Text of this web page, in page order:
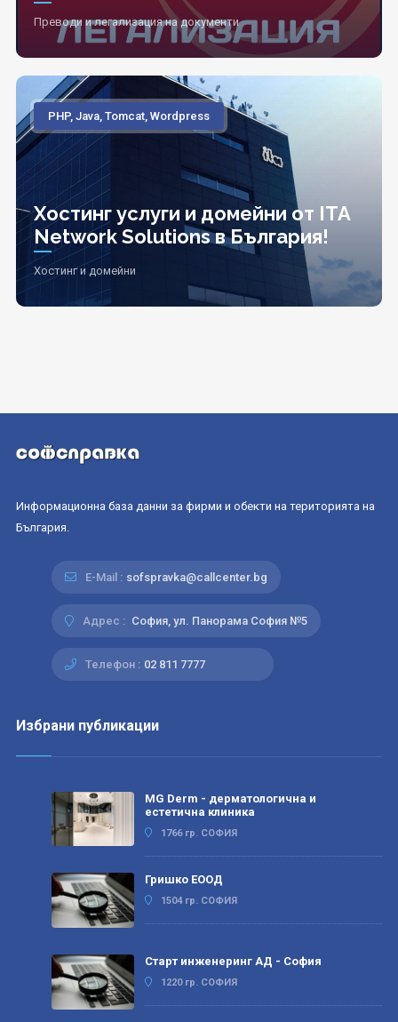
Преводи и легализация на документи
PHP, Java, Tomcat, Wordpress
Хостинг услуги и домейни от ITA
Network Solutions в България!
Хостинг и домейни
Информационна база данни за фирми и обекти на територията на
България.
E-Mail : sofspravka@callcenter.bg
Адрес : София, ул. Панорама София №5
Телефон : 02 811 7777
Избрани публикации
MG Derm - дерматологична и
естетична клиника
1766 гр. СОФИЯ
Гришко ЕООД
1504 гр. СОФИЯ
Старт инженеринг АД - София
1220 гр. СОФИЯ